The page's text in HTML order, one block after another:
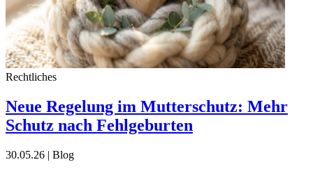
Rechtliches
Neue Regelung im Mutterschutz: Mehr
Schutz nach Fehlgeburten
30.05.26 | Blog